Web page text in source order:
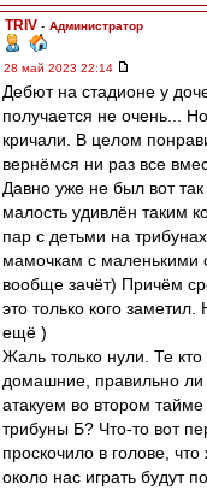
TRIV - Администратор
28 май 2023 22:14
Дебют на стадионе у
получается не очень...
кричали. В целом
вернёмся ни раз все
Давно уже не был вот
малость удивлён таким
пар с детьми на
мамочкам с маленькими
вообще зачёт) Причём
это только кого
ещё )
Жаль только нули. Те
домашние, правильно
атакуем во втором тайме
трибуны Б? Что-то вот
проскочило в голове,
около нас играть будут